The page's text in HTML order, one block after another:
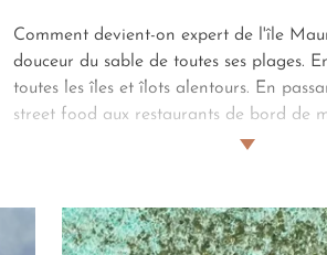
Comment devient-on expert de l'île
douceur du sable de toutes ses plages.
toutes les îles et îlots alentours. En
street food aux restaurants de bord de
ses golfs, ses sentiers et chemins de